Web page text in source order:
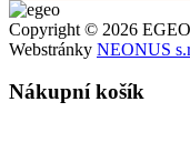
Copyright © 2026
Webstránky NEONUS
Nákupní košík